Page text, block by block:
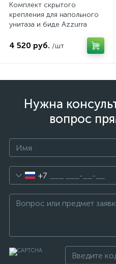
Комплект скрытого
крепления для напольного
унитаза и биде Azzurra
4 520 руб. /шт
Нужна
вопрос
+7